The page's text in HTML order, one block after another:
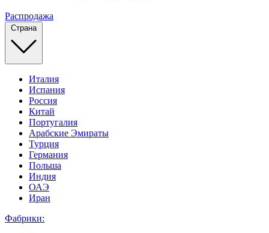
Распродажа
Страна
Италия
Испания
Россия
Китай
Португалия
Арабские Эмираты
Турция
Германия
Польша
Индия
ОАЭ
Иран
Фабрики: